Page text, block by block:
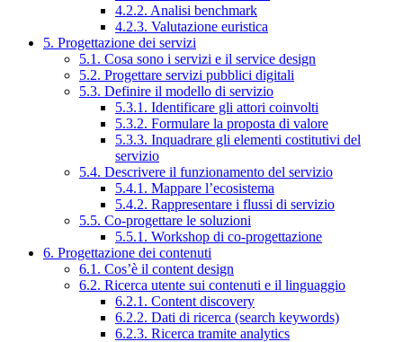
4.2.2. Analisi benchmark
4.2.3. Valutazione euristica
5. Progettazione dei servizi
5.1. Cosa sono i servizi e il service design
5.2. Progettare servizi pubblici digitali
5.3. Definire il modello di servizio
5.3.1. Identificare gli attori coinvolti
5.3.2. Formulare la proposta di valore
5.3.3. Inquadrare gli elementi costitutivi del
servizio
5.4. Descrivere il funzionamento del servizio
5.4.1. Mappare l’ecosistema
5.4.2. Rappresentare i flussi di servizio
5.5. Co-progettare le soluzioni
5.5.1. Workshop di co-progettazione
6. Progettazione dei contenuti
6.1. Cos’è il content design
6.2. Ricerca utente sui contenuti e il linguaggio
6.2.1. Content discovery
6.2.2. Dati di ricerca (search keywords)
6.2.3. Ricerca tramite analytics